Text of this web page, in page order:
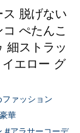
脱げない
ぺたんこ
細ストラッ
エロー グ
ァッション
華
#アラサーコーデ